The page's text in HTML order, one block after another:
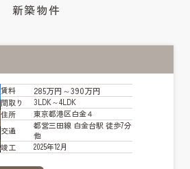
新築物件
賃料 285万円～390万円
間取り
3LDK～4LDK
住所
東京都港区白金４
交通
都営三田線 白金台駅 徒歩7分
他
竣工
2025年12月